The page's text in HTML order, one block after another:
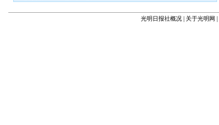
光明日报社概况 关于光明网